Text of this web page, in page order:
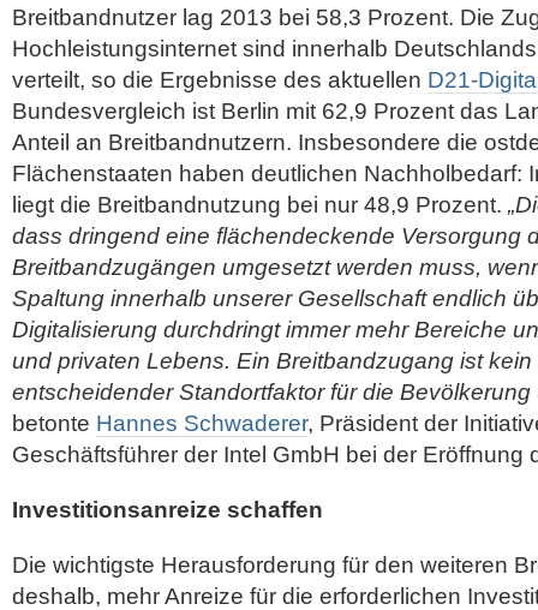
Breitbandnutzer lag 2013 bei 58,3 Prozent. Die
Hochleistungsinternet sind innerhalb
verteilt, so die Ergebnisse des aktuellen D21-
Bundesvergleich ist Berlin mit 62,9 Prozent das
Anteil an Breitbandnutzern. Insbesondere die
Flächenstaaten haben deutlichen Nachholbedarf:
liegt die Breitbandnutzung bei nur 48,9 Prozent.
dass dringend eine flächendeckende Versorgung
Breitbandzugängen umgesetzt werden muss,
Spaltung innerhalb unserer Gesellschaft endlich
Digitalisierung durchdringt immer mehr Bereiche
und privaten Lebens. Ein Breitbandzugang ist
entscheidender Standortfaktor für die Bevölkerung
betonte Hannes Schwaderer, Präsident der
Geschäftsführer der Intel GmbH bei der Eröffnung
Investitionsanreize schaffen
Die wichtigste Herausforderung für den weiteren
deshalb, mehr Anreize für die erforderlichen